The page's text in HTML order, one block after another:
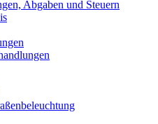
Abgaben und Steuern